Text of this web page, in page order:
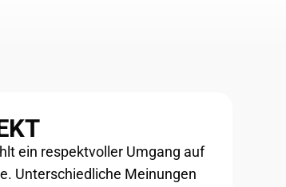
ein respektvoller Umgang auf
Unterschiedliche Meinungen